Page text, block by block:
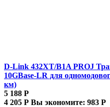
D-Link 432XT/B1A PROJ
10GBase-LR для
км)
5 188 Р
4 205 Р Вы экономите: 983 Р